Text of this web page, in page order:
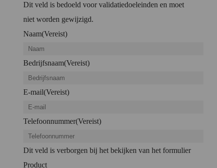
Dit veld is bedoeld voor validatiedoeleinden en moet
niet worden gewijzigd.
Naam(Vereist)
Bedrijfsnaam(Vereist)
E-mail(Vereist)
Telefoonnummer(Vereist)
Dit veld is verborgen bij het bekijken van het formulier
Product